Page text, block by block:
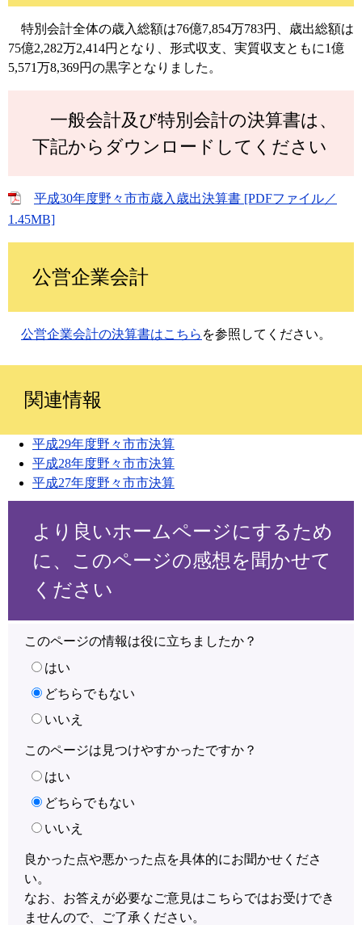
特別会計全体の歳入総額は76億7,854万783円、歳出総額は
75億2,282万2,414円となり、形式収支、実質収支ともに1億
5,571万8,369円の黒字となりました。
一般会計及び特別会計の決算書は、
下記からダウンロードしてください
平成30年度野々市市歳入歳出決算書 [PDFファイル／
1.45MB]
公営企業会計
公営企業会計の決算書はこちら を参照してください。
関連情報
平成29年度野々市市決算
平成28年度野々市市決算
平成27年度野々市市決算
より良いホームページにするため
に、このページの感想を聞かせて
ください
このページの情報は役に立ちましたか？
はい
どちらでもない
いいえ
このページは見つけやすかったですか？
はい
どちらでもない
いいえ
良かった点や悪かった点を具体的にお聞かせくださ
い。
なお、お答えが必要なご意見はこちらではお受けでき
ませんので、ご了承ください。